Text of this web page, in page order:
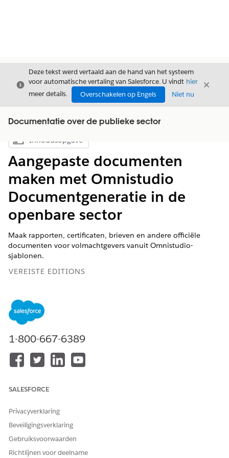
Sluiten
Deze tekst werd vertaald aan de hand van het systeem
voor automatische vertaling van Salesforce. U vindt hier
meer details.
Overschakelen op Engels Niet nu
Sluiten
Documentatie over de publieke sector
Inhoudsopgave weergeven
Inhoudsopgave
Aangepaste documenten
maken met Omnistudio
Documentgeneratie in de
openbare sector
Maak rapporten, certificaten, brieven en andere officiële
documenten voor volmachtgevers vanuit Omnistudio-
sjablonen.
VEREISTE EDITIONS
Omnistudio
instellen:
gebruiken:
Overheidsinstellingen genereren allerlei documenten voor
volmachtgevers: inspectierapporten, vergunningscertificaten,
verklaringen van naleving of overtredingen, en andere
officiële communicatie zoals herinneringen aan
rechtbankdatums en wijzigingen in programmakwalificaties of
1-800-667-6389
SALESFORCE
Privacyverklaring
Beveiligingsverklaring
Gebruiksvoorwaarden
Richtlijnen voor deelname